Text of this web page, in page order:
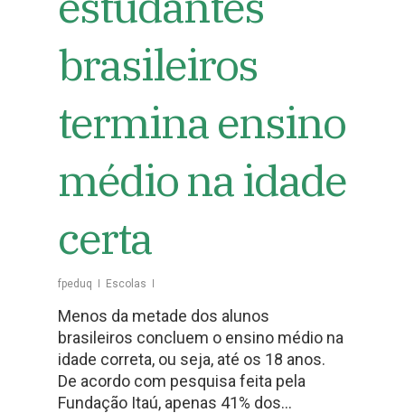
brasileiros
termina ensino
médio na idade
certa
fpeduq Escolas
Menos da metade dos alunos
brasileiros concluem o ensino médio na
idade correta, ou seja, até os 18 anos.
De acordo com pesquisa feita pela
Fundação Itaú, apenas 41% dos…